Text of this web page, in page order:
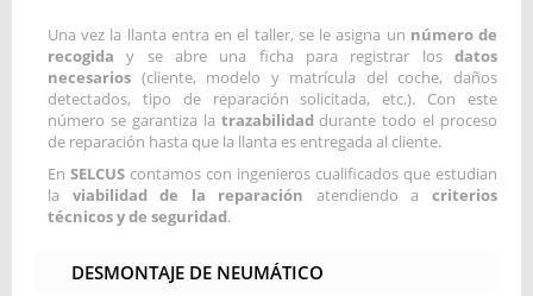
Una vez la llanta entra en el taller, se le asigna un número de
recogida y se abre una ficha para registrar los datos
necesarios (cliente, modelo y matrícula del coche, daños
detectados, tipo de reparación solicitada, etc.). Con este
número se garantiza la trazabilidad durante todo el proceso
de reparación hasta que la llanta es entregada al cliente.
En SELCUS contamos con ingenieros cualificados que estudian
la viabilidad de la reparación atendiendo acriterios
técnicos y de seguridad.
DESMONTAJE DE NEUMÁTICO